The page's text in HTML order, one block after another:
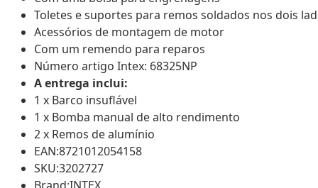
Toletes e suportes para remos soldados nos dois
Acessórios de montagem de motor
Com um remendo para reparos
Número artigo Intex: 68325NP
A entrega inclui:
1 x Barco insuflável
1 x Bomba manual de alto rendimento
2 x Remos de alumínio
EAN:8721012054158
SKU:3202727